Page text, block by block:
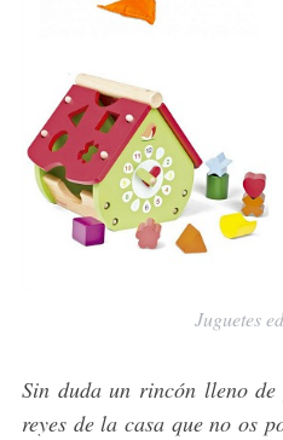
Juguetes
Sin duda un rincón lleno de
reyes de la casa que no os